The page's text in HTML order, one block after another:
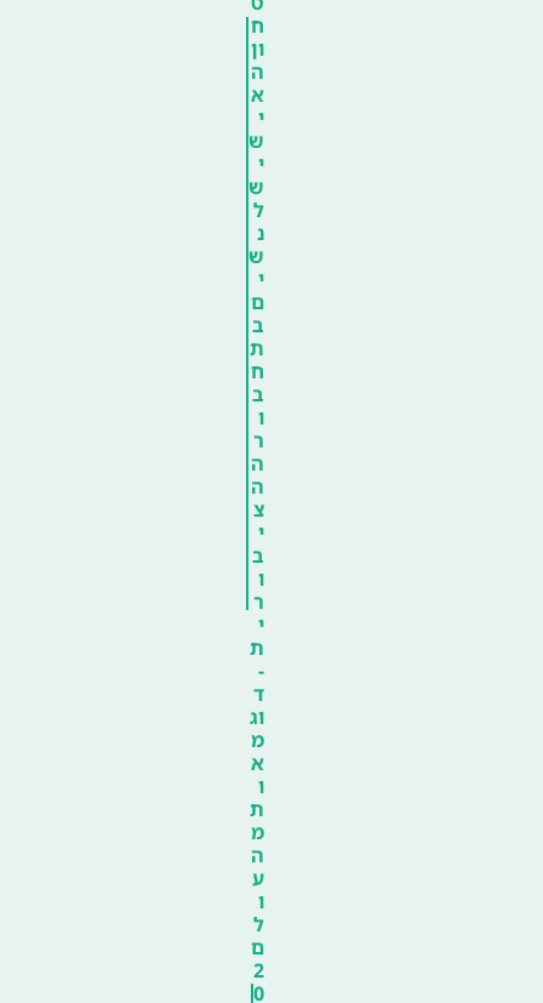
ח
ון
ה
א
י
ש
י
ש
ל
נ
ש
י
ם
ב
ת
ח
ב
ו
ר
ה
ה
צ
י
ב
ו
ר
י
ת
-
ד
וג
מ
א
ו
ת
מ
ה
ע
ו
ל
ם
2
0